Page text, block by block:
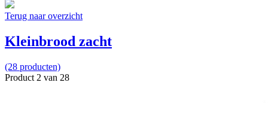
Terug naar overzicht
Kleinbrood zacht
(28 producten)
Product 2 van 28